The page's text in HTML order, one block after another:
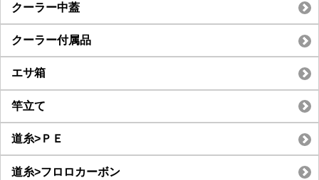
クーラー中蓋
クーラー付属品
エサ箱
竿立て
道糸>ＰＥ
道糸>フロロカーボン